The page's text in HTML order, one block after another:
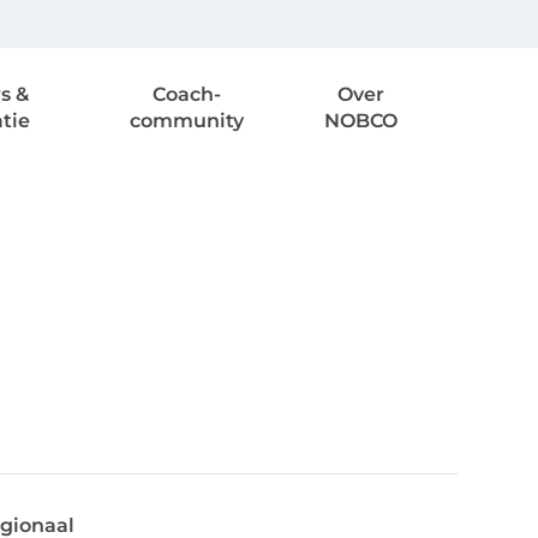
&
Coach-
community
Over
NOBCO